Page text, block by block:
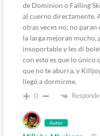
de Dominion o Falling
al cuerno directamente.
otras veces no; no paran
la larga mejoran mucho,
insoportable y les dí
con esto es que lo único
que no te aburra, y
llegó a dormirme.
0
Autor